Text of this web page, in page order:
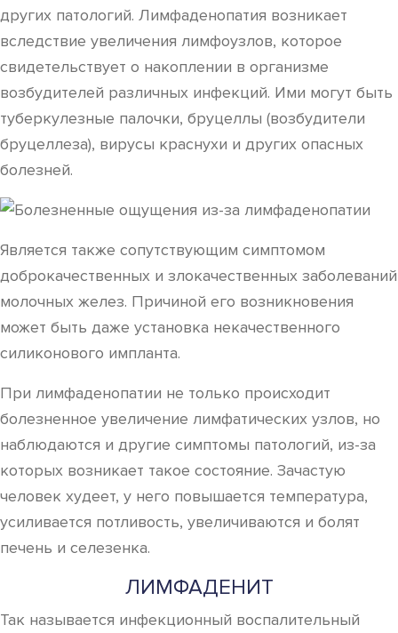
других патологий. Лимфаденопатия возникает
вследствие увеличения лимфоузлов, которое
свидетельствует о накоплении в организме
возбудителей различных инфекций. Ими могут быть
туберкулезные палочки, бруцеллы (возбудители
бруцеллеза), вирусы краснухи и других опасных
болезней.
Является также сопутствующим симптомом
доброкачественных и злокачественных заболеваний
молочных желез. Причиной его возникновения
может быть даже установка некачественного
силиконового импланта.
При лимфаденопатии не только происходит
болезненное увеличение лимфатических узлов, но
наблюдаются и другие симптомы патологий, из-за
которых возникает такое состояние. Зачастую
человек худеет, у него повышается температура,
усиливается потливость, увеличиваются и болят
печень и селезенка.
ЛИМФАДЕНИТ
Так называется инфекционный воспалительный